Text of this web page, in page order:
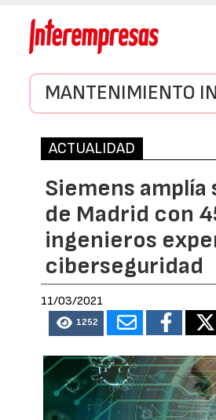
MANTENIMIENTO
ACTUALIDAD
Siemens amplía
de Madrid con
ingenieros
ciberseguridad
11/03/2021
1252